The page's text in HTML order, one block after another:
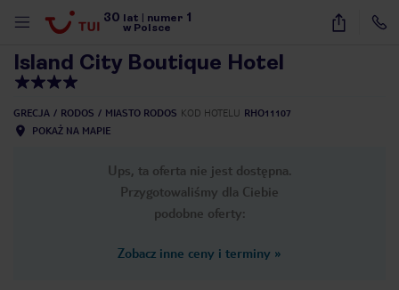
30 lat numer 1
w Polsce
11
Island City Boutique Hotel
GRECJA RODOS MIASTO RODOS KOD HOTELU RHO11107
POKAŻ NA MAPIE
Ups, ta oferta nie jest dostępna.
Przygotowaliśmy dla Ciebie
podobne oferty:
Zobacz inne ceny i terminy »